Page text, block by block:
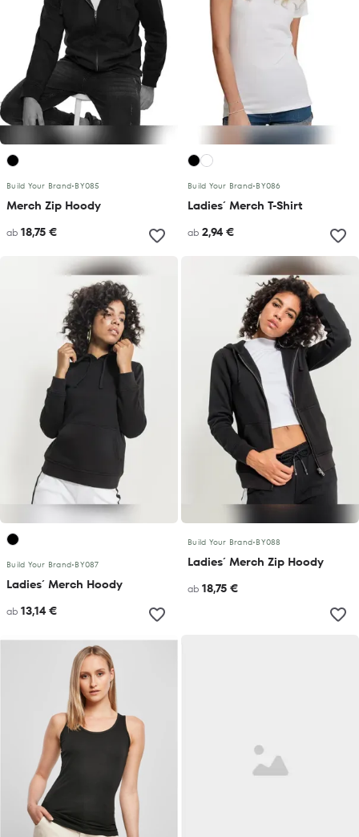
Build Your Brand•BY085
Merch Zip Hoody
ab 18,75 €
Build Your Brand•BY086
Ladies´ Merch T-Shirt
ab 2,94 €
Build Your Brand•BY087
Ladies´ Merch Hoody
ab 13,14 €
Build Your Brand•BY088
Ladies´ Merch Zip Hoody
ab 18,75 €